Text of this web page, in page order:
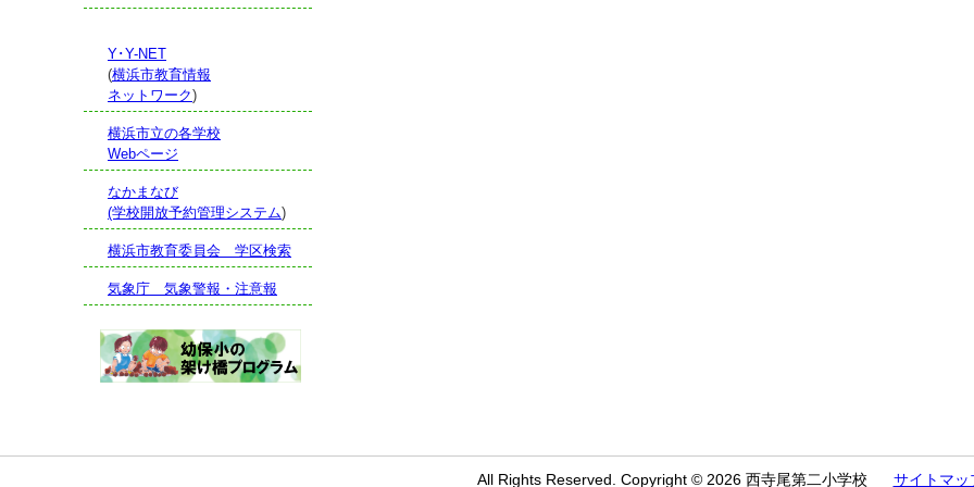
Y･Y-NET
(横浜市教育情報
ネットワーク)
横浜市立の各学校
Webページ
なかまなび
(学校開放予約管理システム)
横浜市教育委員会 学区検索
気象庁 気象警報・注意報
All Rights Reserved. Copyright © 2026 西寺尾第二小学校 サイトマッ